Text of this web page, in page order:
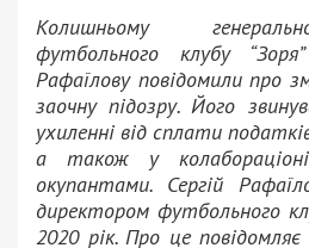
Колишньому
футбольного клубу
Рафаїлову повідомили про
заочну підозру. Його
ухиленні від сплати
а також у
окупантами. Сергій
директором футбольного
2020 рік. Про це повідомляє